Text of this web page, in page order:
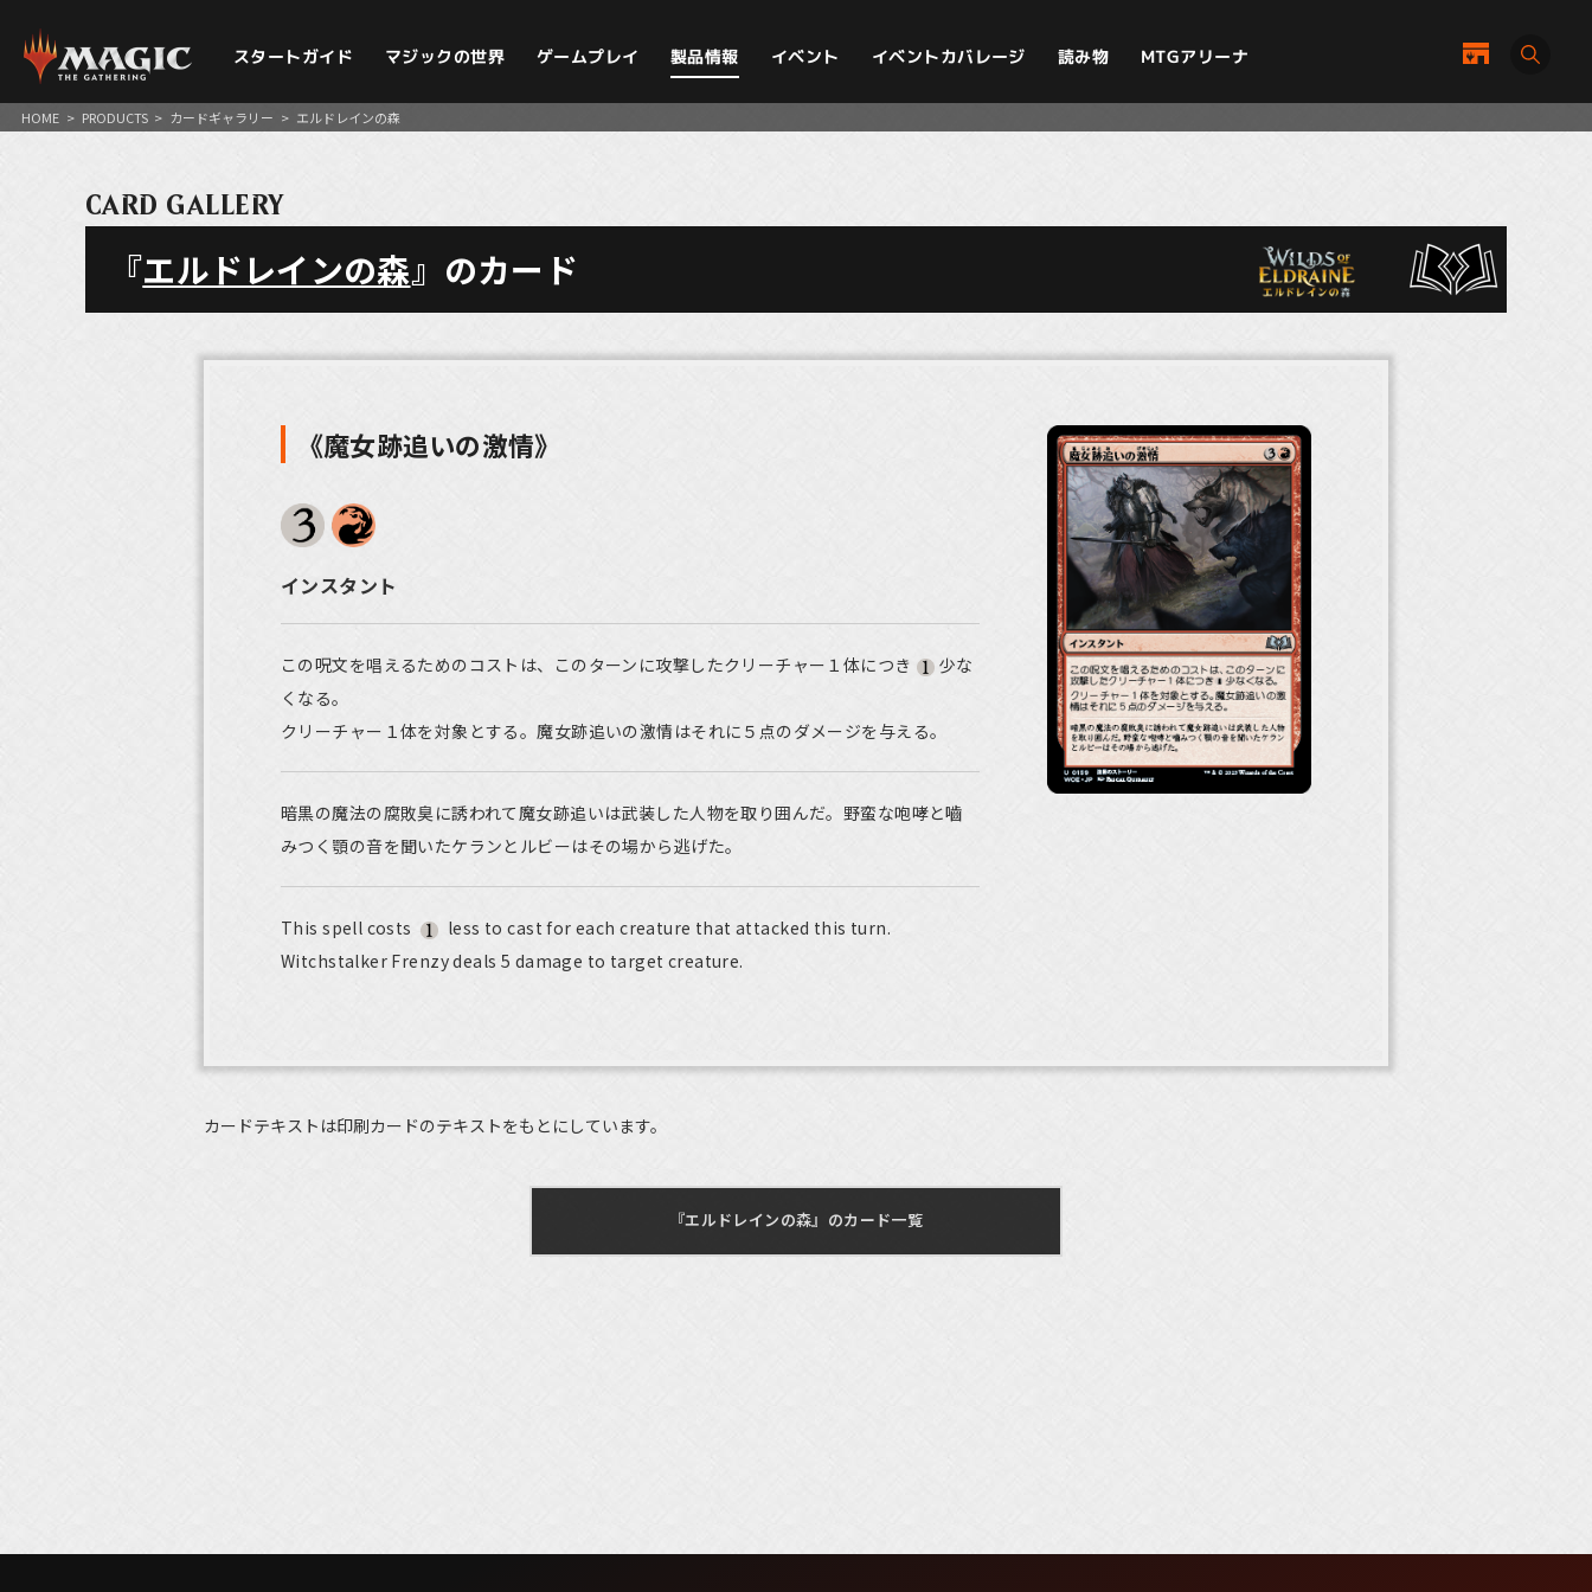
スタートガイド マジックの世界 ゲームプレイ 製品情報 イベント イベントカバレージ 読み物 MTGアリーナ
HOME > PRODUCTS > カードギャラリー > エルドレインの森
CARD GALLERY
『エルドレインの森』のカード
《魔女跡追いの激情》
インスタント
この呪文を唱えるためのコストは、このターンに攻撃したクリーチャー１体につき
少な
くなる。
クリーチャー１体を対象とする。魔女跡追いの激情はそれに５点のダメージを与える。
暗黒の魔法の腐敗臭に誘われて魔女跡追いは武装した人物を取り囲んだ。野蛮な咆哮と嚙
みつく顎の音を聞いたケランとルビーはその場から逃げた。
This spell costs
less to cast for each creature that attacked this turn.
Witchstalker Frenzy deals 5 damage to target creature.
カードテキストは印刷カードのテキストをもとにしています。
『エルドレインの森』のカード一覧